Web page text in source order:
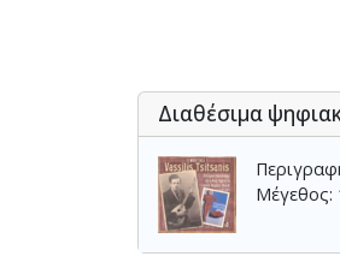
Διαθέσιμα
Μέγεθος: